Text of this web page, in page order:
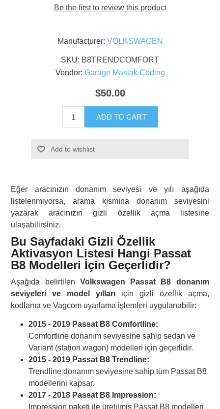
Be the first to review this product
Manufacturer: VOLKSWAGEN
SKU: B8TRENDCOMFORT
Vendor: Garage Maslak Coding
$50.00
ADD TO CART
Add to wishlist
Eğer aracınızın donanım seviyesi ve yılı aşağıda
listelenmiyorsa, arama kısmına donanım seviyesini
yazarak aracınızın gizli özellik açma listesine
ulaşabilirsiniz.
Bu Sayfadaki Gizli Özellik
Aktivasyon Listesi Hangi Passat
B8 Modelleri İçin Geçerlidir?
Aşağıda belirtilen Volkswagen Passat B8 donanım
seviyeleri ve model yılları için gizli özellik açma,
kodlama ve Vagcom uyarlama işlemleri uygulanabilir:
2015 - 2019 Passat B8 Comfortline:
Comfortline donanım seviyesine sahip sedan ve
Variant (station wagon) modelleri için geçerlidir.
2015 - 2019 Passat B8 Trendline:
Trendline donanım seviyesine sahip tüm Passat B8
modellerini kapsar.
2017 - 2018 Passat B8 Impression:
Impression paketi ile üretilmiş Passat B8 modelleri